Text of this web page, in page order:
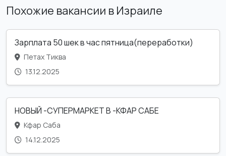
Похожие вакансии в Израиле
Зарплата 50 шек в час пятница(переработки)
Петах Тиква
13.12.2025
НОВЫЙ -СУПЕРМАРКЕТ В -КФАР САБЕ
Кфар Саба
14.12.2025